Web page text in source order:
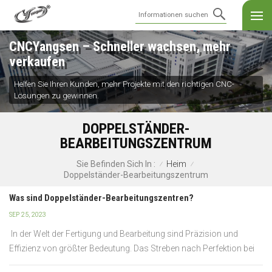
CNCYangsen – Schneller wachsen, mehr
verkaufen
Helfen Sie Ihren Kunden, mehr Projekte mit den richtigen CNC-
Lösungen zu gewinnen.
DOPPELSTÄNDER-
BEARBEITUNGSZENTRUM
Sie Befinden Sich In : / Heim /
Doppelständer-Bearbeitungszentrum
Was sind Doppelständer-Bearbeitungszentren?
SEP 25, 2023
In der Welt der Fertigung und Bearbeitung sind Präzision und
Effizienz von größter Bedeutung. Das Streben nach Perfektion bei
der Herstellung komplexer und komplizierter Teile hat zur